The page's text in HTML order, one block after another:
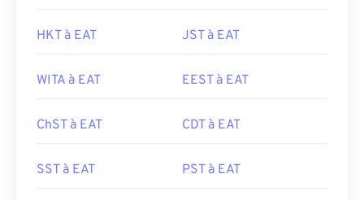
HKT à EAT JST à EAT
WITA à EAT EEST à EAT
ChST à EAT CDT à EAT
SST à EAT PST à EAT